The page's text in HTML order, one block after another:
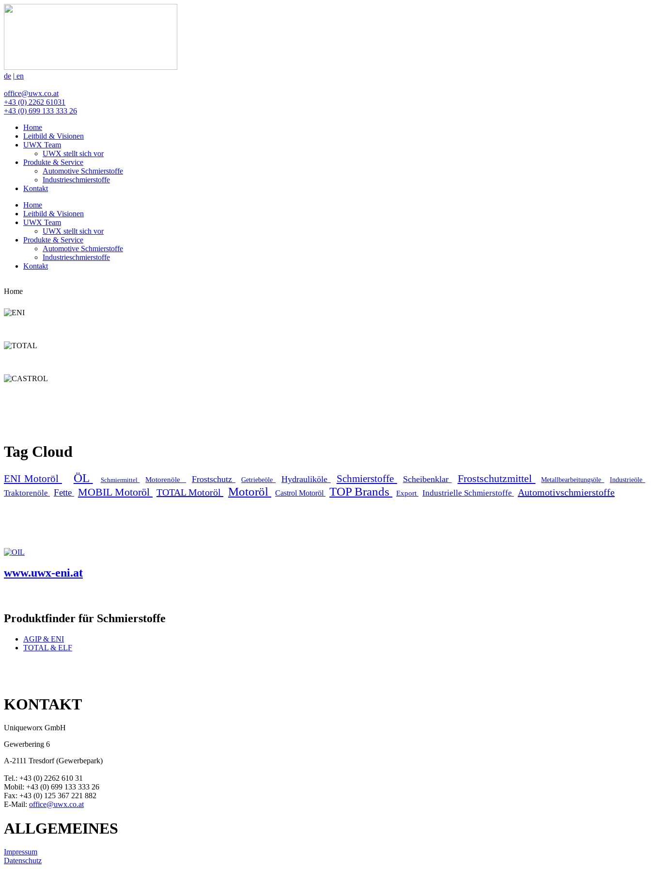
de | en
office@uwx.co.at
+43 (0) 2262 61031
+43 (0) 699 133 333 26
Home
Leitbild & Visionen
UWX Team
UWX stellt sich vor
Produkte & Service
Automotive Schmierstoffe
Industrieschmierstoffe
Kontakt
Home
Leitbild & Visionen
UWX Team
UWX stellt sich vor
Produkte & Service
Automotive Schmierstoffe
Industrieschmierstoffe
Kontakt
Home
Tag Cloud
ENI Motoröl ÖL Schmiermittel Motorenöle Frostschutz Getriebeöle Hydrauliköle Schmierstoffe Scheibenklar Frostschutzmittel Metallbearbeitungsöle Industrieöle
Traktorenöle Fette MOBIL Motoröl TOTAL Motoröl Motoröl Castrol Motoröl TOP Brands Export Industrielle Schmierstoffe Automotivschmierstoffe
www.uwx-eni.at
Produktfinder für Schmierstoffe
AGIP & ENI
TOTAL & ELF
KONTAKT
Uniqueworx GmbH
Gewerbering 6
A-2111 Tresdorf (Gewerbepark)
Tel.: +43 (0) 2262 610 31
Mobil: +43 (0) 699 133 333 26
Fax: +43 (0) 125 367 221 882
E-Mail: office@uwx.co.at
ALLGEMEINES
Impressum
Datenschutz